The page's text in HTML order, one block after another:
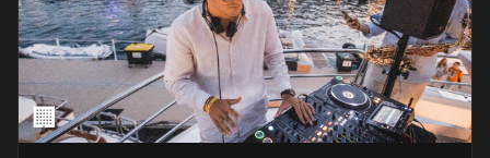
🏢